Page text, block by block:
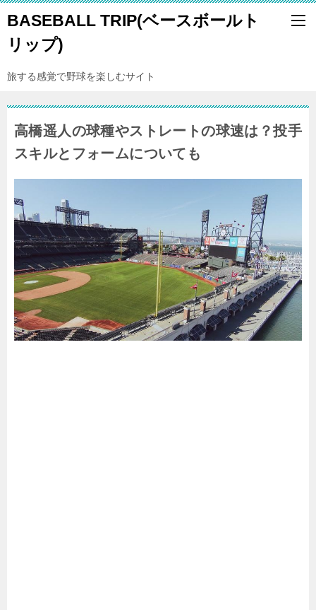
BASEBALL TRIP(ベースボールト
リップ)
旅する感覚で野球を楽しむサイト
高橋遥人の球種やストレートの球速は？投手
スキルとフォームについても